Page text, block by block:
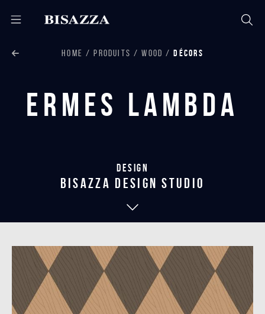
HOME PRODUITS WOOD DÉCORS
Ermes Lambda
Design
bisazza design studio